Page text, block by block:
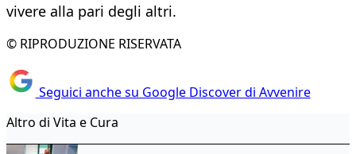
vivere alla pari degli altri.
© RIPRODUZIONE RISERVATA
Seguici anche su Google Discover di Avvenire
Altro di Vita e Cura